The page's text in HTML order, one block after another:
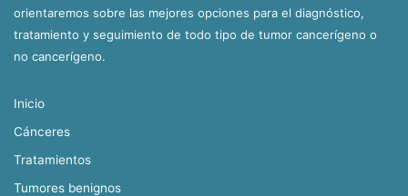
orientaremos sobre las mejores opciones para el diagnóstico,
tratamiento y seguimiento de todo tipo de tumor cancerígeno o
no cancerígeno.
Inicio
Cánceres
Tratamientos
Tumores benignos